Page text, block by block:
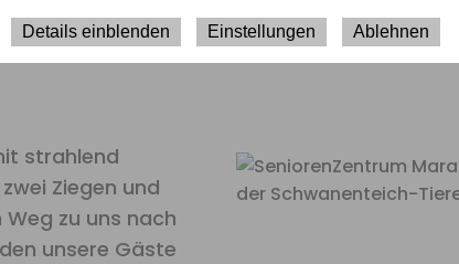
Details einblenden Einstellungen Ablehnen
der
strahlend
Ziegen und
Weg zu uns nach
unsere Gäste